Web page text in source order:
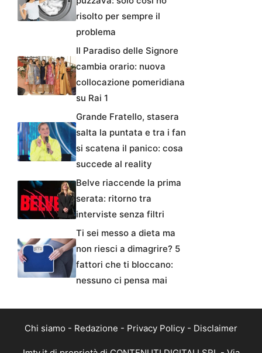
risolto per sempre il
problema
Il Paradiso delle Signore
cambia orario: nuova
collocazione pomeridiana
su Rai 1
Grande Fratello, stasera
salta la puntata e tra i fan
si scatena il panico: cosa
succede al reality
Belve riaccende la prima
serata: ritorno tra
interviste senza filtri
Ti sei messo a dieta ma
non riesci a dimagrire? 5
fattori che ti bloccano:
nessuno ci pensa mai
Chi siamo - Redazione - Privacy Policy - Disclaimer